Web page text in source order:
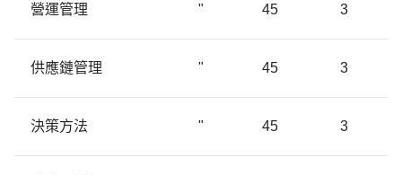
營運管理 " 45 3
供應鏈管理 " 45 3
決策方法 " 45 3